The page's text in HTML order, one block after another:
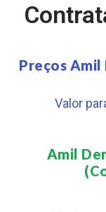
Preços
Valor
Amil